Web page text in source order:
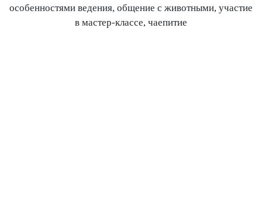
особенностями ведения, общение с животными, участие
в мастер-классе, чаепитие